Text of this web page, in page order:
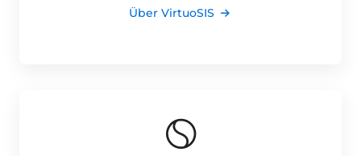
Über VirtuoSIS